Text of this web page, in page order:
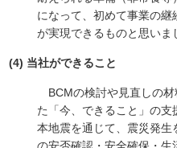
になって、初めて事業の継
が実現できるものと思いま
(4) 当社ができること
BCMの検討や見直しの材
た「今、できること」の
本地震を通じて、震災発生